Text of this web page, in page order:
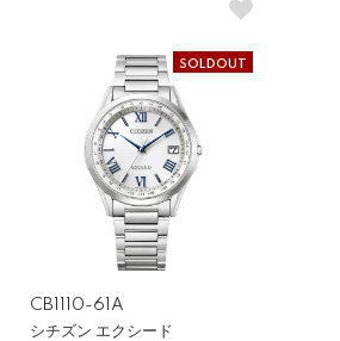
SOLDOUT
CB1110-61A
シチズン エクシード